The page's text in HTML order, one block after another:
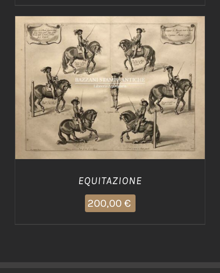
AGGIUNGI AL CARRELLO / DETTAGLI
EQUITAZIONE
200,00 €